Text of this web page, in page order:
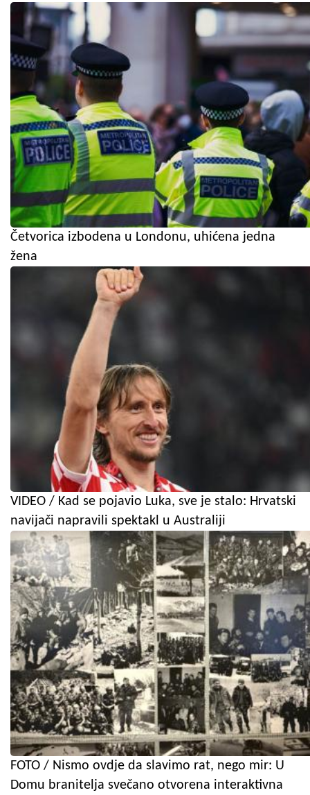
Četvorica izbodena u Londonu, uhićena jedna
žena
VIDEO / Kad se pojavio Luka, sve je stalo: Hrvatski
navijači napravili spektakl u Australiji
FOTO / Nismo ovdje da slavimo rat, nego mir: U
Domu branitelja svečano otvorena interaktivna